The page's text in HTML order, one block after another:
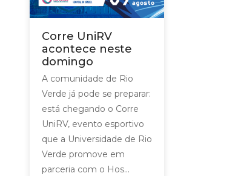
Corre UniRV
acontece neste
domingo
A comunidade de Rio
Verde já pode se preparar:
está chegando o Corre
UniRV, evento esportivo
que a Universidade de Rio
Verde promove em
parceria com o Hos...